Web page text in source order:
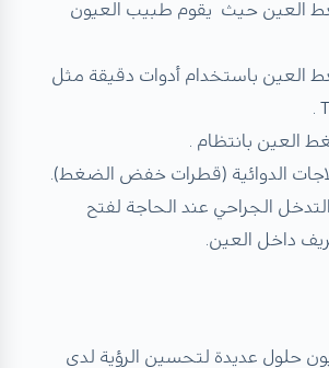
العين حيث يقوم طبيب العيون
باستخدام أدوات دقيقة مثل
العين بانتظام .
الدوائية (قطرات خفض الضغط).
التدخل الجراحي عند الحاجة لفتح
داخل العين.
حلول عديدة لتحسين الرؤية لدى